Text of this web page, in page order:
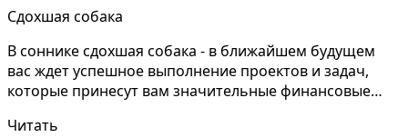
Сдохшая собака
В соннике сдохшая собака - в ближайшем будущем
вас ждет успешное выполнение проектов и задач,
которые принесут вам значительные финансовые
Читать